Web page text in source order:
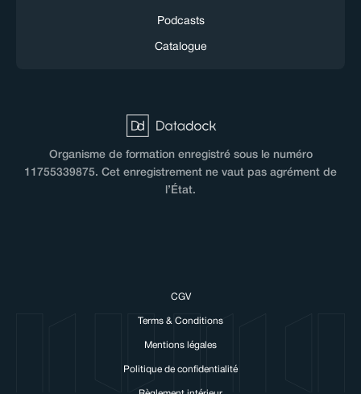
Podcasts
Catalogue
Organisme de formation enregistré sous le numéro
11755339875. Cet enregistrement ne vaut pas agrément de
l’État.
CGV
Terms & Conditions
Mentions légales
Politique de confidentialité
cookies to make our website work and to personalise